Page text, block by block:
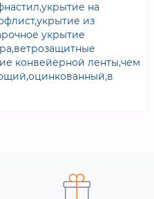
,укрытие на
,укрытие из
укрытие
,ветрозащитные
конвейерной ленты,чем
,оцинкованный,в